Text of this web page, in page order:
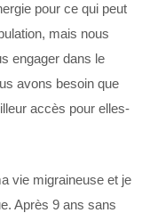
pour ce qui peut
mais nous
engager dans le
avons besoin que
accès pour elles-
vie migraineuse et je
Après 9 ans sans